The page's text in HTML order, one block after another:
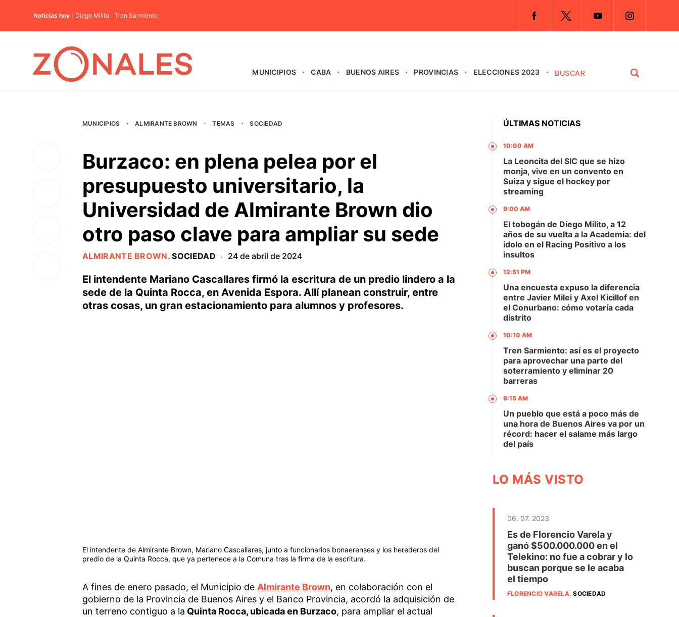
Noticias hoy Diego Milito Tren Sarmiento
MUNICIPIOS CABA BUENOS AIRES PROVINCIAS ELECCIONES 2023
MUNICIPIOS · ALMIRANTE BROWN · TEMAS · SOCIEDAD
Burzaco: en plena pelea por el
presupuesto universitario, la
Universidad de Almirante Brown dio
otro paso clave para ampliar su sede
ALMIRANTE BROWN.SOCIEDAD · 24 de abril de 2024
El intendente Mariano Cascallares firmó la escritura de un predio lindero a la
sede de la Quinta Rocca, en Avenida Espora. Allí planean construir, entre
otras cosas, un gran estacionamiento para alumnos y profesores.
El intendente de Almirante Brown, Mariano Cascallares, junto a funcionarios bonaerenses y los herederos del
predio de la Quinta Rocca, que ya pertenece a la Comuna tras la firma de la escritura.
A fines de enero pasado, el Municipio de Almirante Brown, en colaboración con el
gobierno de la Provincia de Buenos Aires y el Banco Provincia, acordó la adquisición de
un terreno contiguo a la Quinta Rocca, ubicada en Burzaco, para ampliar el actual
ÚLTIMAS NOTICIAS
10:00 AM
La Leoncita del SIC que se hizo
monja, vive en un convento en
Suiza y sigue el hockey por
streaming
9:00 AM
El tobogán de Diego Milito, a 12
años de su vuelta a la Academia: del
ídolo en el Racing Positivo a los
insultos
12:51 PM
Una encuesta expuso la diferencia
entre Javier Milei y Axel Kicillof en
el Conurbano: cómo votaría cada
distrito
10:10 AM
Tren Sarmiento: así es el proyecto
para aprovechar una parte del
soterramiento y eliminar 20
barreras
9:15 AM
Un pueblo que está a poco más de
una hora de Buenos Aires va por un
récord: hacer el salame más largo
del país
LO MÁS VISTO
06. 07. 2023
Es de Florencio Varela y
ganó $500.000.000 en el
Telekino: no fue a cobrar y lo
buscan porque se le acaba
el tiempo
FLORENCIO VARELA.SOCIEDAD